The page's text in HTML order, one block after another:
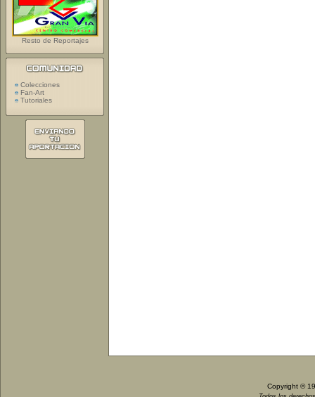
Resto de Reportajes
Colecciones
Fan-Art
Tutoriales
Copyright ©